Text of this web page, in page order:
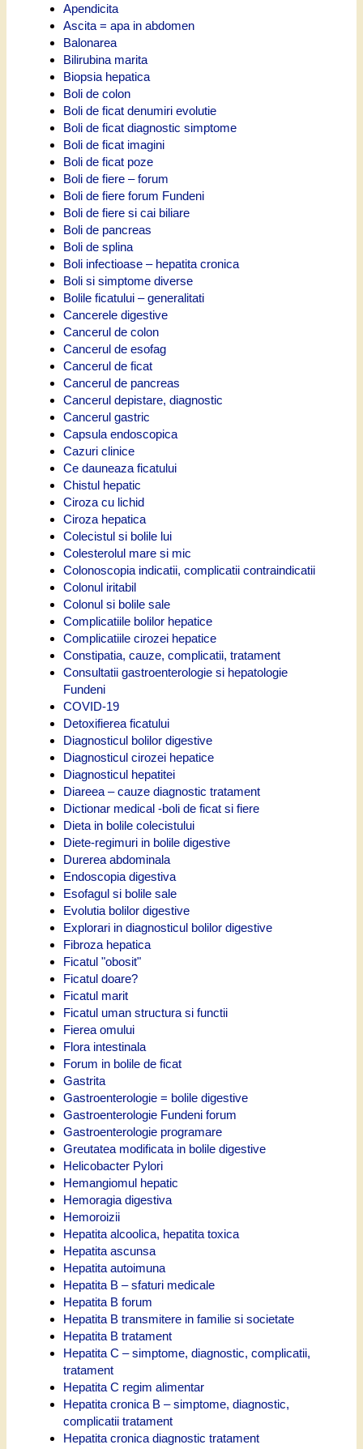
Apendicita
Ascita = apa in abdomen
Balonarea
Bilirubina marita
Biopsia hepatica
Boli de colon
Boli de ficat denumiri evolutie
Boli de ficat diagnostic simptome
Boli de ficat imagini
Boli de ficat poze
Boli de fiere – forum
Boli de fiere forum Fundeni
Boli de fiere si cai biliare
Boli de pancreas
Boli de splina
Boli infectioase – hepatita cronica
Boli si simptome diverse
Bolile ficatului – generalitati
Cancerele digestive
Cancerul de colon
Cancerul de esofag
Cancerul de ficat
Cancerul de pancreas
Cancerul depistare, diagnostic
Cancerul gastric
Capsula endoscopica
Cazuri clinice
Ce dauneaza ficatului
Chistul hepatic
Ciroza cu lichid
Ciroza hepatica
Colecistul si bolile lui
Colesterolul mare si mic
Colonoscopia indicatii, complicatii contraindicatii
Colonul iritabil
Colonul si bolile sale
Complicatiile bolilor hepatice
Complicatiile cirozei hepatice
Constipatia, cauze, complicatii, tratament
Consultatii gastroenterologie si hepatologie
Fundeni
COVID-19
Detoxifierea ficatului
Diagnosticul bolilor digestive
Diagnosticul cirozei hepatice
Diagnosticul hepatitei
Diareea – cauze diagnostic tratament
Dictionar medical -boli de ficat si fiere
Dieta in bolile colecistului
Diete-regimuri in bolile digestive
Durerea abdominala
Endoscopia digestiva
Esofagul si bolile sale
Evolutia bolilor digestive
Explorari in diagnosticul bolilor digestive
Fibroza hepatica
Ficatul "obosit"
Ficatul doare?
Ficatul marit
Ficatul uman structura si functii
Fierea omului
Flora intestinala
Forum in bolile de ficat
Gastrita
Gastroenterologie = bolile digestive
Gastroenterologie Fundeni forum
Gastroenterologie programare
Greutatea modificata in bolile digestive
Helicobacter Pylori
Hemangiomul hepatic
Hemoragia digestiva
Hemoroizii
Hepatita alcoolica, hepatita toxica
Hepatita ascunsa
Hepatita autoimuna
Hepatita B – sfaturi medicale
Hepatita B forum
Hepatita B transmitere in familie si societate
Hepatita B tratament
Hepatita C – simptome, diagnostic, complicatii,
tratament
Hepatita C regim alimentar
Hepatita cronica B – simptome, diagnostic,
complicatii tratament
Hepatita cronica diagnostic tratament